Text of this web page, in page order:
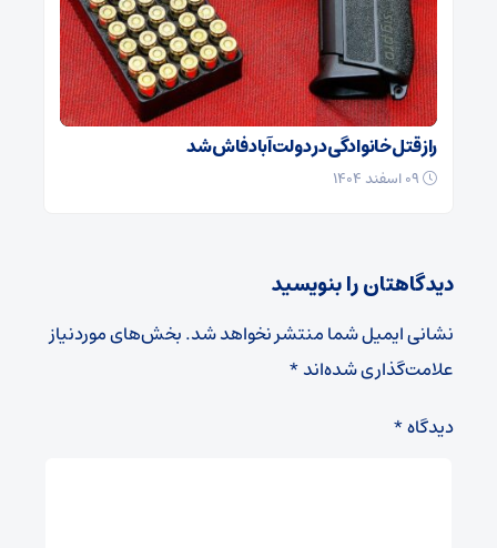
راز قتل خانوادگی در دولت‌آباد فاش شد
دیدگاهتان را بنویسید
نشانی ایمیل شما منتشر نخواهد شد.بخش‌های موردنیاز
علامت‌گذاری شده‌اند*
دیدگاه*